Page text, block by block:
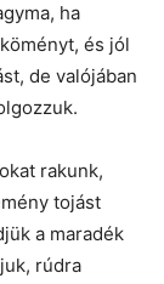
ha
és jól
de valójában
rakunk,
tojást
a maradék
rúdra